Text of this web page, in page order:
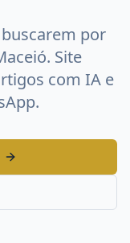
por
. Site
com IA e